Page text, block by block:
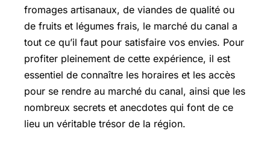
fromages artisanaux, de viandes de qualité ou
de fruits et légumes frais, le marché du canal a
tout ce qu’il faut pour satisfaire vos envies. Pour
profiter pleinement de cette expérience, il est
essentiel de connaître les horaires et les accès
pour se rendre au marché du canal, ainsi que les
nombreux secrets et anecdotes qui font de ce
lieu un véritable trésor de la région.